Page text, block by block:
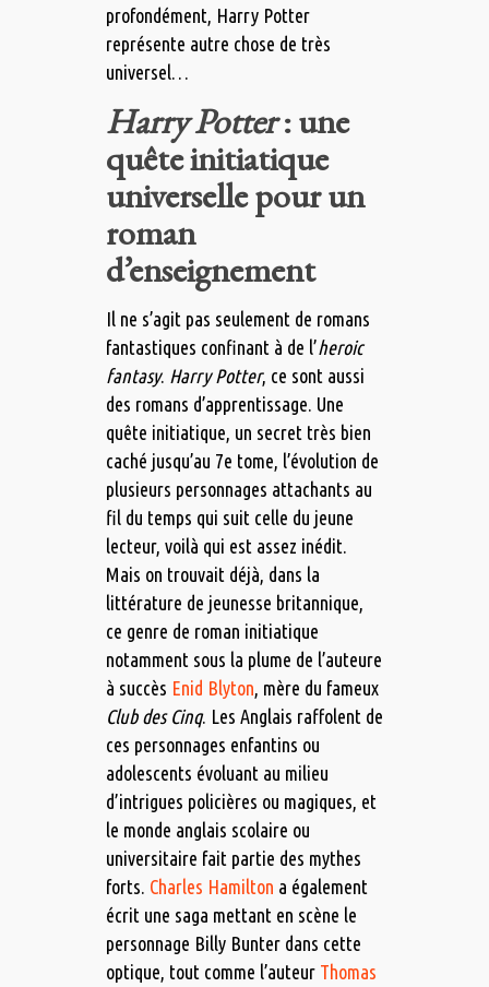
profondément, Harry Potter
représente autre chose de très
universel…
Harry Potter: une
quête initiatique
universelle pour un
roman
d’enseignement
Il ne s’agit pas seulement de romans
fantastiques confinant à de l’heroic
fantasy. Harry Potter, ce sont aussi
des romans d’apprentissage. Une
quête initiatique, un secret très bien
caché jusqu’au 7e tome, l’évolution de
plusieurs personnages attachants au
fil du temps qui suit celle du jeune
lecteur, voilà qui est assez inédit.
Mais on trouvait déjà, dans la
littérature de jeunesse britannique,
ce genre de roman initiatique
notamment sous la plume de l’auteure
à succès Enid Blyton, mère du fameux
Club des Cinq. Les Anglais raffolent de
ces personnages enfantins ou
adolescents évoluant au milieu
d’intrigues policières ou magiques, et
le monde anglais scolaire ou
universitaire fait partie des mythes
forts. Charles Hamilton a également
écrit une saga mettant en scène le
personnage Billy Bunter dans cette
optique, tout comme l’auteur Thomas